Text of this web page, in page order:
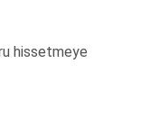
hissetmeye